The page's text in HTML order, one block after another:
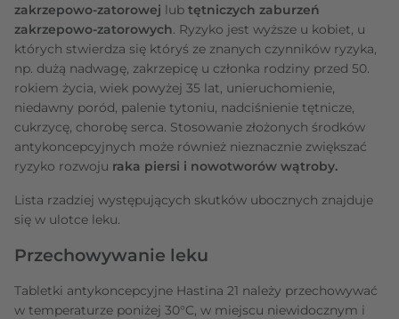
zakrzepowo-zatorowej lub tętniczych zaburzeń
zakrzepowo-zatorowych. Ryzyko jest wyższe u kobiet, u
których stwierdza się któryś ze znanych czynników ryzyka,
np. dużą nadwagę, zakrzepicę u członka rodziny przed 50.
rokiem życia, wiek powyżej 35 lat, unieruchomienie,
niedawny poród, palenie tytoniu, nadciśnienie tętnicze,
cukrzycę, chorobę serca. Stosowanie złożonych środków
antykoncepcyjnych może również nieznacznie zwiększać
ryzyko rozwoju raka piersi i nowotworów wątroby.
Lista rzadziej występujących skutków ubocznych znajduje
się w ulotce leku.
Przechowywanie leku
Tabletki antykoncepcyjne Hastina 21 należy przechowywać
w temperaturze poniżej 30°C, w miejscu niewidocznym i